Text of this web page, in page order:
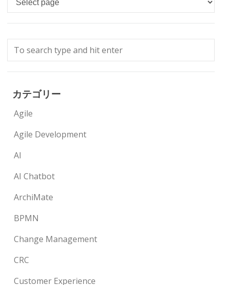
カテゴリー
Agile
Agile Development
AI
AI Chatbot
ArchiMate
BPMN
Change Management
CRC
Customer Experience